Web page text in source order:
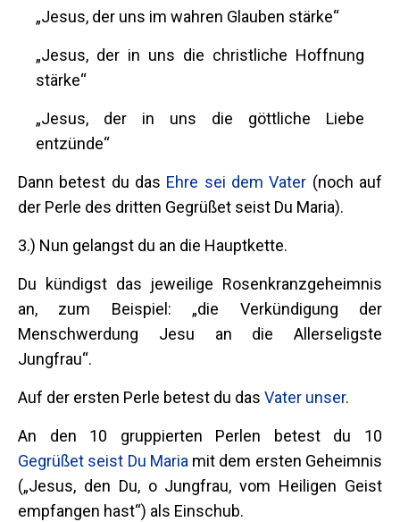
„Jesus, der uns im wahren Glauben stärke“
„Jesus, der in uns die christliche Hoffnung
stärke“
„Jesus, der in uns die göttliche Liebe
entzünde“
Dann betest du das Ehre sei dem Vater (noch auf
der Perle des dritten Gegrüßet seist Du Maria).
3.) Nun gelangst du an die Hauptkette.
Du kündigst das jeweilige Rosenkranzgeheimnis
an, zum Beispiel: „die Verkündigung der
Menschwerdung Jesu an die Allerseligste
Jungfrau“.
Auf der ersten Perle betest du das Vater unser.
An den 10 gruppierten Perlen betest du 10
Gegrüßet seist Du Maria mit dem ersten Geheimnis
(„Jesus, den Du, o Jungfrau, vom Heiligen Geist
empfangen hast“) als Einschub.